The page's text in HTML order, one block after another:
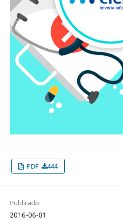
PDF 444
Publicado
2016-06-01